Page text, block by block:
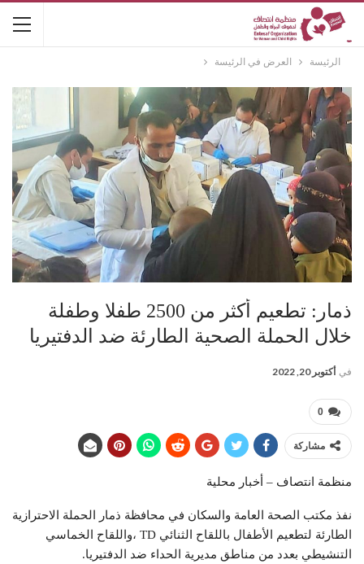
الرئيسة العرض في الرئيسة
ذمار: تطعيم أكثر من 2500 طفلا وطفلة
خلال الحملة الصحية الطارئة ضد الدفتيريا
في أكتوبر 20, 2022
0
مشاركة
منظمة انتصاف – أخبار محلية
نفذ مكتب الصحة العامة والسكان في محافظة ذمار الحملة الاحترازية
الطارئة لتطعيم الأطفال باللقاح الثنائي TD ،واللقاح الخماسي
التنشيطي بعدد من مناطق مديرية الحداء ضد الدفتيريا.